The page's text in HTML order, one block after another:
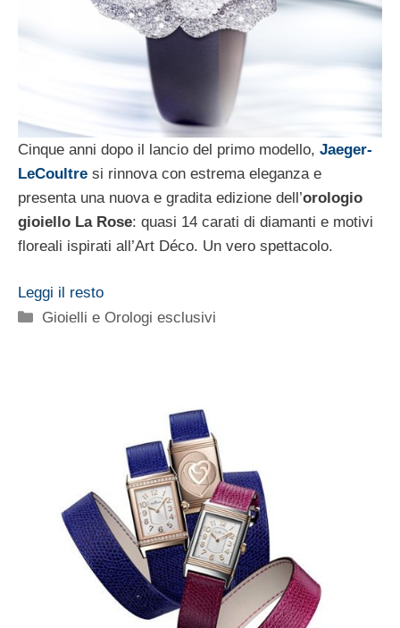
Cinque anni dopo il lancio del primo modello, Jaeger-
LeCoultre si rinnova con estrema eleganza e
presenta una nuova e gradita edizione dell’orologio
gioiello La Rose: quasi 14 carati di diamanti e motivi
floreali ispirati all’Art Déco. Un vero spettacolo.
Leggi il resto
Categorie
Gioielli e Orologi esclusivi